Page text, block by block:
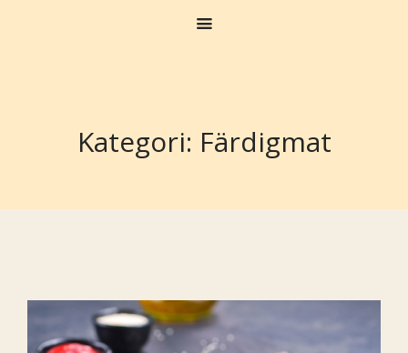
Kategori: Färdigmat